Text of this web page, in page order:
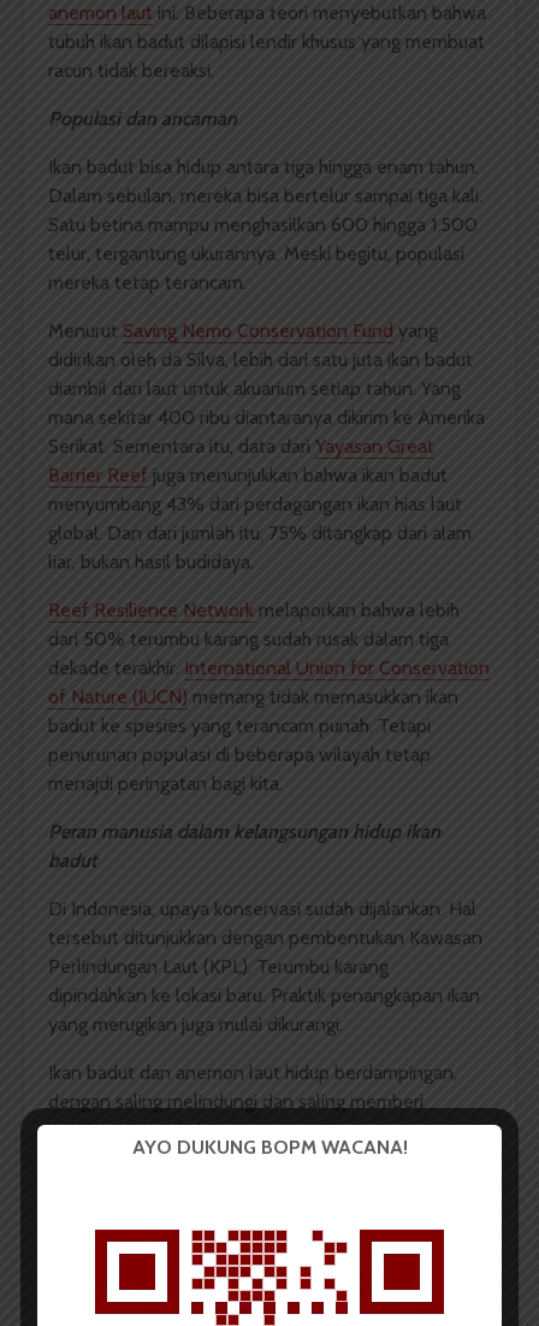
anemon laut ini. Beberapa teori menyebutkan bahwa
tubuh ikan badut dilapisi lendir khusus yang membuat
racun tidak bereaksi.
Populasi dan ancaman
Ikan badut bisa hidup antara tiga hingga enam tahun.
Dalam sebulan, mereka bisa bertelur sampai tiga kali.
Satu betina mampu menghasilkan 600 hingga 1.500
telur, tergantung ukurannya. Meski begitu, populasi
mereka tetap terancam.
Menurut Saving Nemo Conservation Fund yang
didirikan oleh da Silva, lebih dari satu juta ikan badut
diambil dari laut untuk akuarium setiap tahun. Yang
mana sekitar 400 ribu diantaranya dikirim ke Amerika
Serikat. Sementara itu, data dari Yayasan Great
Barrier Reef juga menunjukkan bahwa ikan badut
menyumbang 43% dari perdagangan ikan hias laut
global. Dan dari jumlah itu, 75% ditangkap dari alam
liar, bukan hasil budidaya.
Reef Resilience Network melaporkan bahwa lebih
dari 50% terumbu karang sudah rusak dalam tiga
dekade terakhir. International Union for Conservation
of Nature (IUCN) memang tidak memasukkan ikan
badut ke spesies yang terancam punah. Tetapi
penurunan populasi di beberapa wilayah tetap
menajdi peringatan bagi kita.
Peran manusia dalam kelangsungan hidup ikan
badut
Di Indonesia, upaya konservasi sudah dijalankan. Hal
tersebut ditunjukkan dengan pembentukan Kawasan
Perlindungan Laut (KPL). Terumbu karang
dipindahkan ke lokasi baru. Praktik penangkapan ikan
yang merugikan juga mulai dikurangi.
Ikan badut dan anemon laut hidup berdampingan,
dengan saling melindungi dan saling memberi
manfaat. Suatu hubungan yang saling
menguntungkan, seperti seharusnya manusia dengan
bertanggung jawab menjaga kelestarian laut.
Kita bisa mulai dengan tidak membuang sampah
AYO DUKUNG BOPM WACANA!